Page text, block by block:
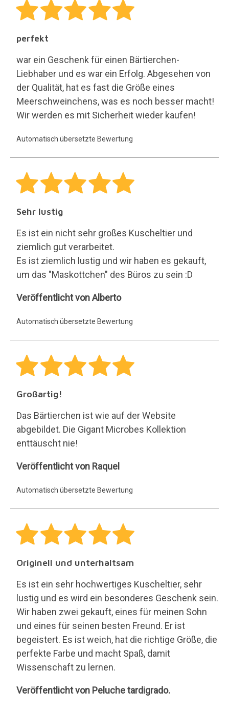
perfekt
war ein Geschenk für einen Bärtierchen-
Liebhaber und es war ein Erfolg. Abgesehen von
der Qualität, hat es fast die Größe eines
Meerschweinchens, was es noch besser macht!
Wir werden es mit Sicherheit wieder kaufen!
Automatisch übersetzte Bewertung
Sehr lustig
Es ist ein nicht sehr großes Kuscheltier und
ziemlich gut verarbeitet.
Es ist ziemlich lustig und wir haben es gekauft,
um das "Maskottchen" des Büros zu sein :D
Alberto
Veröffentlicht von Alberto
Automatisch übersetzte Bewertung
Großartig!
Das Bärtierchen ist wie auf der Website
abgebildet. Die Gigant Microbes Kollektion
enttäuscht nie!
Raquel
Veröffentlicht von Raquel
Automatisch übersetzte Bewertung
Originell und unterhaltsam
Es ist ein sehr hochwertiges Kuscheltier, sehr
lustig und es wird ein besonderes Geschenk sein.
Wir haben zwei gekauft, eines für meinen Sohn
und eines für seinen besten Freund. Er ist
begeistert. Es ist weich, hat die richtige Größe, die
perfekte Farbe und macht Spaß, damit
Wissenschaft zu lernen.
Peluche
Veröffentlicht von Peluche tardigrado.